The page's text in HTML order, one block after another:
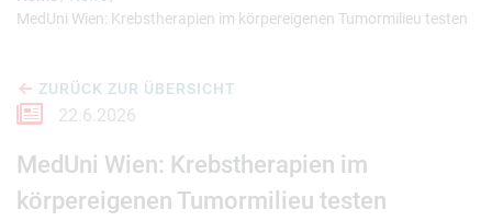
MedUni Wien: Krebstherapien im körpereigenen Tumormilieu testen
ZURÜCK ZUR ÜBERSICHT
22.6.2026
MedUni Wien: Krebstherapien im
körpereigenen Tumormilieu testen